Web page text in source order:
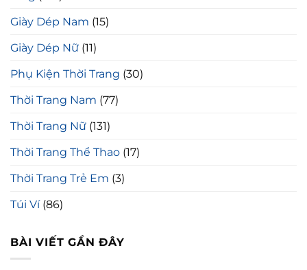
Giày Dép Nam (15)
Giày Dép Nữ (11)
Phụ Kiện Thời Trang (30)
Thời Trang Nam (77)
Thời Trang Nữ (131)
Thời Trang Thể Thao (17)
Thời Trang Trẻ Em (3)
Túi Ví(86)
BÀI VIẾT GẦN ĐÂY